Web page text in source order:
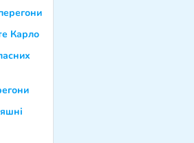
Карло